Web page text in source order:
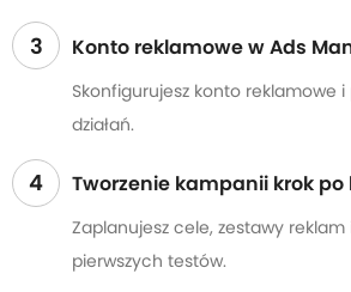
3 Konto reklamowe w Ads
Skonfigurujesz konto reklamowe
działań.
4 Tworzenie kampanii krok po
Zaplanujesz cele, zestawy
pierwszych testów.